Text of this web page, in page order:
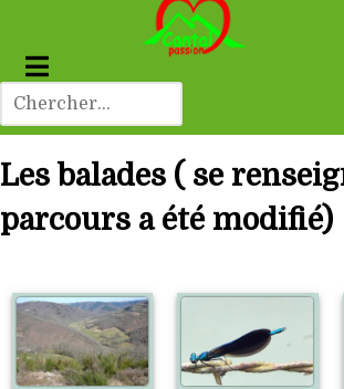
Les balades ( se
parcours a été modifié)